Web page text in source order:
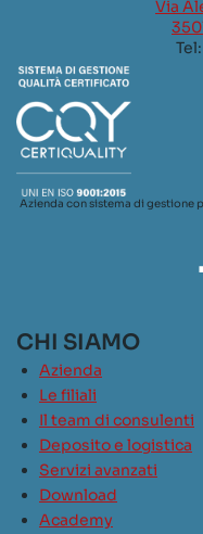
Via
Tel:
Azienda con sistema di gestione
CHI SIAMO
Azienda
Le filiali
Il team di consulenti
Deposito e logistica
Servizi avanzati
Download
Academy